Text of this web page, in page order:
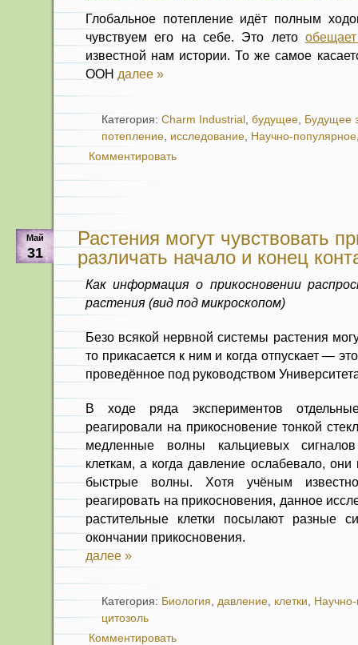
Глобальное потепление идёт полным
чувствуем его на себе. Это лето
известной нам истории. То же самое
ООН далее »
Категория: Charm Industrial , будущее, Будущее
потепление, исследование, Научно-популярное
Комментировать
Май
31
Растения могут чувствовать
различать начало и конец
Как информация о прикосновении
растения (вид под микроскопом)
Безо всякой нервной системы растения
то прикасается к ним и когда отпускает —
проведённое под руководством
В ходе ряда экспериментов
реагировали на прикосновение тонкой
медленные волны кальциевых
клеткам, а когда давление ослабевало,
быстрые волны. Хотя учёным
реагировать на прикосновения, данное
растительные клетки посылают разные
окончании прикосновения.
далее »
Категория: Биология, давление, клетки,
цитозоль
Комментировать